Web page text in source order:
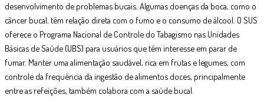
desenvolvimento de problemas bucais. Algumas doenças da boca, como o
câncer bucal, têm relação direta com o fumo e o consumo de álcool. O SUS
oferece o Programa Nacional de Controle do Tabagismo nas Unidades
Básicas de Saúde (UBS) para usuários que têm interesse em parar de
fumar. Manter uma alimentação saudável, rica em frutas e legumes, com
controle da frequência da ingestão de alimentos doces, principalmente
entre as refeições, também colabora com a saúde bucal.